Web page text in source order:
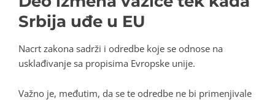
Srbija uđe u EU
Nacrt zakona sadrži i odredbe koje se odnose na
usklađivanje sa propisima Evropske unije.
Važno je, međutim, da se te odredbe ne bi primenjivale